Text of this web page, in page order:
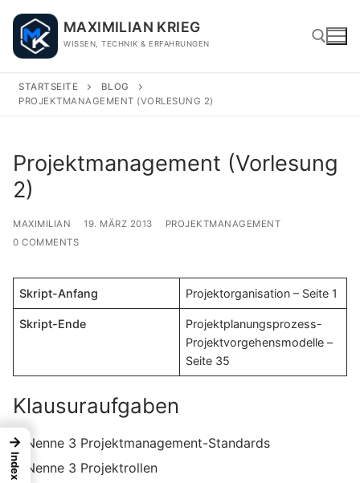
content
MAXIMILIAN KRIEG
WISSEN, TECHNIK & ERFAHRUNGEN
Search for:
STARTSEITE
BLOG
PROJEKTMANAGEMENT (VORLESUNG 2)
Projektmanagement (Vorlesung
2)
MAXIMILIAN 19. MÄRZ 2013
PROJEKTMANAGEMENT
0 COMMENTS
Skript-Anfang Projektorganisation – Seite 1
Skript-Ende
Projektplanungsprozess-
Projektvorgehensmodelle –
Seite 35
Klausuraufgaben
Nenne 3 Projektmanagement-Standards
Nenne 3 Projektrollen
→
Index